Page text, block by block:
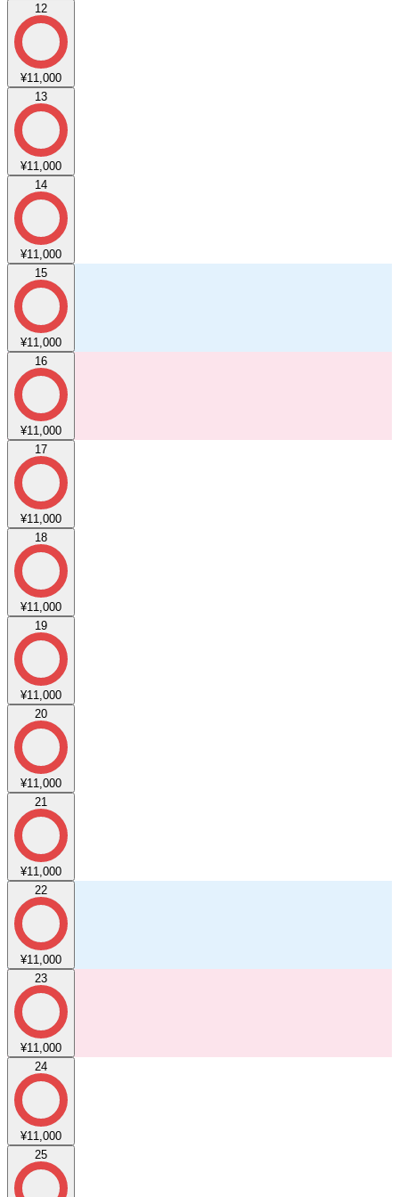
12
¥11,000
13
¥11,000
14
¥11,000
15
¥11,000
16
¥11,000
17
¥11,000
18
¥11,000
19
¥11,000
20
¥11,000
21
¥11,000
22
¥11,000
23
¥11,000
24
¥11,000
25